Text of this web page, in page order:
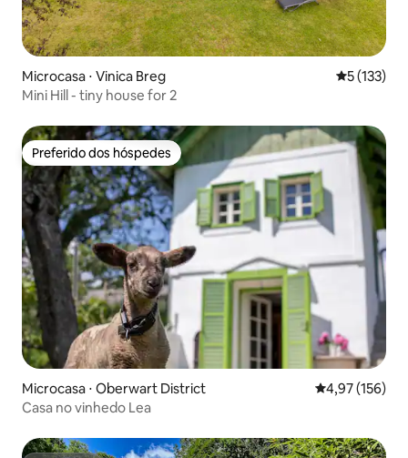
Microcasa ⋅ Vinica Breg 5 de uma
5 (133)
Mini Hill - tiny house for 2
Preferido dos hóspedes
Preferido dos hóspedes
Microcasa ⋅ Oberwart District 4,97 de uma
4,97 (156)
Casa no vinhedo Lea